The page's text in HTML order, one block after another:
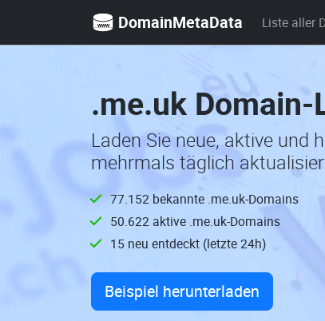
DomainMetaData Liste aller
.me.uk Domain-
Laden Sie neue, aktive
mehrmals täglich
77.152 bekannte .me.uk-Domains
50.622 aktive .me.uk-Domains
15 neu entdeckt (letzte 24h)
Beispiel herunterladen